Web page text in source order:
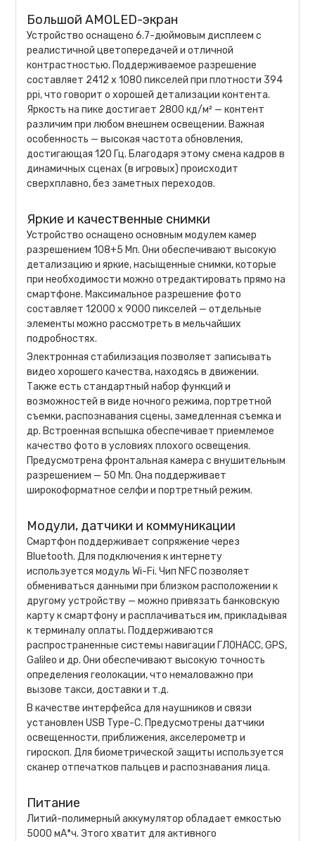
Большой AMOLED-экран
Устройство оснащено 6.7-дюймовым дисплеем с
реалистичной цветопередачей и отличной
контрастностью. Поддерживаемое разрешение
составляет 2412 х 1080 пикселей при плотности 394
ppi, что говорит о хорошей детализации контента.
Яркость на пике достигает 2800 кд/м² — контент
различим при любом внешнем освещении. Важная
особенность — высокая частота обновления,
достигающая 120 Гц. Благодаря этому смена кадров в
динамичных сценах (в игровых) происходит
сверхплавно, без заметных переходов.
Яркие и качественные снимки
Устройство оснащено основным модулем камер
разрешением 108+5 Мп. Они обеспечивают высокую
детализацию и яркие, насыщенные снимки, которые
при необходимости можно отредактировать прямо на
смартфоне. Максимальное разрешение фото
составляет 12000 х 9000 пикселей — отдельные
элементы можно рассмотреть в мельчайших
подробностях.
Электронная стабилизация позволяет записывать
видео хорошего качества, находясь в движении.
Также есть стандартный набор функций и
возможностей в виде ночного режима, портретной
съемки, распознавания сцены, замедленная съемка и
др. Встроенная вспышка обеспечивает приемлемое
качество фото в условиях плохого освещения.
Предусмотрена фронтальная камера с внушительным
разрешением — 50 Мп. Она поддерживает
широкоформатное селфи и портретный режим.
Модули, датчики и коммуникации
Смартфон поддерживает сопряжение через
Bluetooth. Для подключения к интернету
используется модуль Wi-Fi. Чип NFC позволяет
обмениваться данными при близком расположении к
другому устройству — можно привязать банковскую
карту к смартфону и расплачиваться им, прикладывая
к терминалу оплаты. Поддерживаются
распространенные системы навигации ГЛОНАСС, GPS,
Galileo и др. Они обеспечивают высокую точность
определения геолокации, что немаловажно при
вызове такси, доставки и т.д.
В качестве интерфейса для наушников и связи
установлен USB Type-C. Предусмотрены датчики
освещенности, приближения, акселерометр и
гироскоп. Для биометрической защиты используется
сканер отпечатков пальцев и распознавания лица.
Питание
Литий-полимерный аккумулятор обладает емкостью
5000 мА*ч. Этого хватит для активного